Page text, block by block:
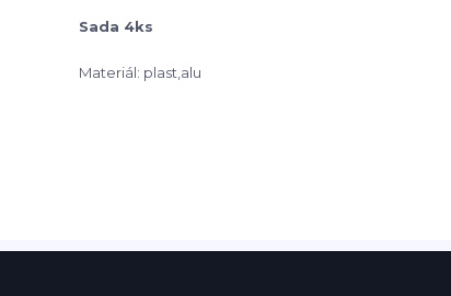
Sada 4ks
Materiál: plast,alu